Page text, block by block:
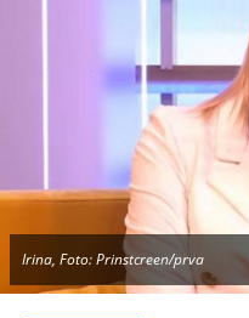
Irina, Foto: Prinstcreen/prva